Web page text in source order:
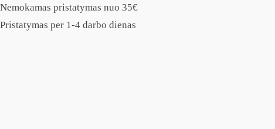
Nemokamas pristatymas nuo 35€
Pristatymas per 1-4 darbo dienas